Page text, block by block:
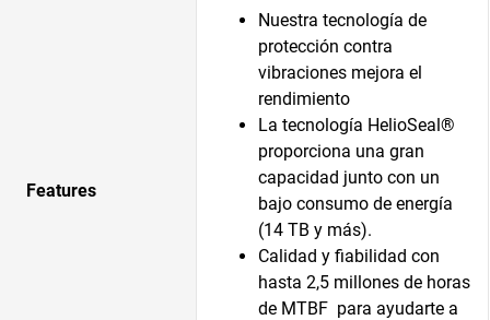
Features
Nuestra tecnología de
protección contra
vibraciones mejora el
rendimiento
La tecnología HelioSeal®
proporciona una gran
capacidad junto con un
bajo consumo de energía
(14 TB y más).
Calidad y fiabilidad con
hasta 2,5 millones de horas
de MTBF para ayudarte a